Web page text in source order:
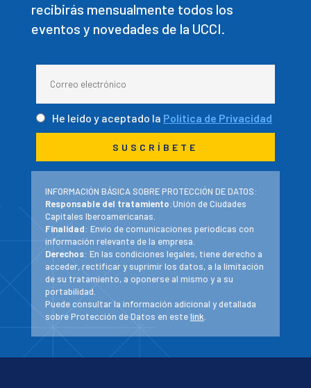
recibirás mensualmente todos los
eventos y novedades de la UCCI.
He leído y aceptado la Política de Privacidad
INFORMACIÓN BÁSICA SOBRE PROTECCIÓN DE DATOS:
Responsable del tratamiento:Unión de Ciudades
Capitales Iberoamericanas.
Finalidad: Envío de comunicaciones periodicas con
información relevante de la empresa.
Derechos: En las condiciones legales, tiene derecho a
acceder, rectificar y suprimir los datos, a la limitación
de su tratamiento, a oponerse al mismo y a su
portabilidad.
Puede consultar la información adicional y detallada
sobre Protección de Datos en estelink